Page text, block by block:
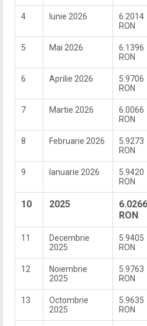
4 Iunie 2026
6.2014
RON
5 Mai 2026
6.1396
RON
6 Aprilie 2026
5.9706
RON
7 Martie 2026
6.0066
RON
8 Februarie 2026
5.9273
RON
9 Ianuarie 2026
5.9420
RON
10 2025
6.0266
RON
11
Decembrie
2025
5.9405
RON
12
Noiembrie
2025
5.9763
RON
13
Octombrie
2025
5.9635
RON